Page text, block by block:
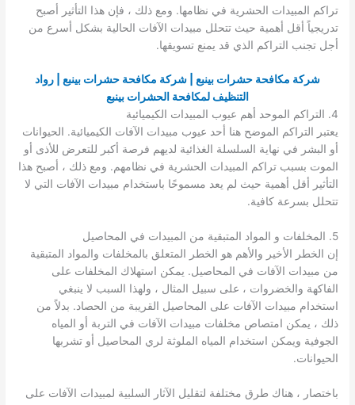
تراكم المبيدات الحشرية في نظامها. ومع ذلك ، فإن هذا التأثير أصبح
تدريجياً أقل أهمية حيث تتحلل مبيدات الآفات الحالية بشكل أسرع من
أجل تجنب التراكم الذي قد يمنع تسويقها.
شركة مكافحة حشرات بينبع | شركة مكافحة حشرات بينبع | رواد
التنظيف لمكافحة الحشرات بينبع
4. التراكم الموحد أهم عيوب المبيدات الكيميائية
يعتبر التراكم الموضح هنا أحد عيوب مبيدات الآفات الكيميائية. الحيوانات
أو البشر في نهاية السلسلة الغذائية لديهم فرصة أكبر للتعرض للأذى أو
الموت بسبب تراكم المبيدات الحشرية في نظامهم. ومع ذلك ، أصبح هذا
التأثير أقل أهمية حيث لم يعد مسموحًا باستخدام مبيدات الآفات التي لا
تتحلل بسرعة كافية.
5. المخلفات و المواد المتبقية من المبيدات في المحاصيل
إن الخطر الأخير والأهم هو الخطر المتعلق بالمخلفات والمواد المتبقية
من مبيدات الآفات في المحاصيل. يمكن استهلاك المخلفات على
الفاكهة والخضروات ، على سبيل المثال ، ولهذا السبب لا ينبغي
استخدام مبيدات الآفات على المحاصيل القريبة من الحصاد. بدلاً من
ذلك ، يمكن امتصاص مخلفات مبيدات الآفات في التربة أو المياه
الجوفية ويمكن استخدام المياه الملوثة لري المحاصيل أو تشربها
الحيوانات.
باختصار ، هناك طرق مختلفة لتقليل الآثار السلبية لمبيدات الآفات على